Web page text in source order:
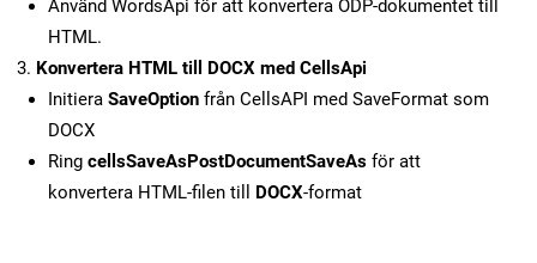
Använd WordsApi för att konvertera ODP-dokumentet till
HTML.
Konvertera HTML till DOCX med CellsApi
Initiera SaveOption från CellsAPI med SaveFormat som
DOCX
Ring cellsSaveAsPostDocumentSaveAs för att
konvertera HTML-filen till DOCX-format